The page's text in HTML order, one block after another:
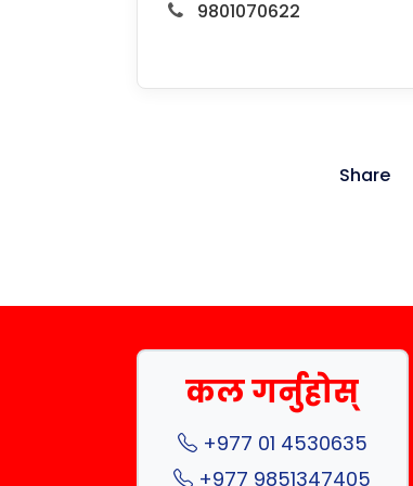
9801070622
Share
कल गर्नुहोस्
+977 01 4530635
+977 9851347405